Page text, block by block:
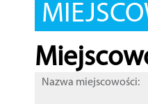
Nazwa miejscowości: